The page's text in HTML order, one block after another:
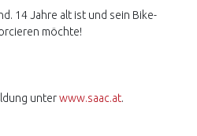
14 Jahre alt ist und sein Bike-
möchte!
unterwww.saac.at.